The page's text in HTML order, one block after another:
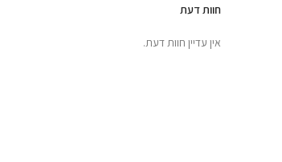
חוות דעת
אין עדיין חוות דעת.